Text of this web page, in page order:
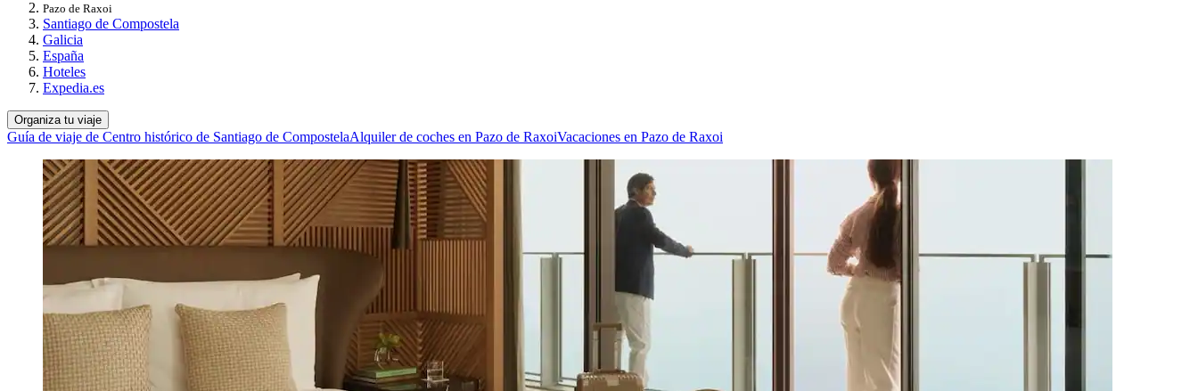
Pazo de Raxoi
Santiago de Compostela
Galicia
España
Hoteles
Expedia.es
Organiza tu viaje
Guía de viaje de Centro histórico de Santiago de CompostelaAlquiler de coches en Pazo de RaxoiVacaciones en Pazo de Raxoi